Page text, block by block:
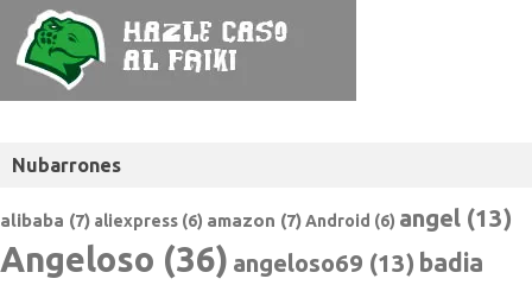
Nubarrones
alibaba (7) aliexpress (6) amazon (7)Android (6) angel (13)
Angeloso (36) angeloso69 (13) badia